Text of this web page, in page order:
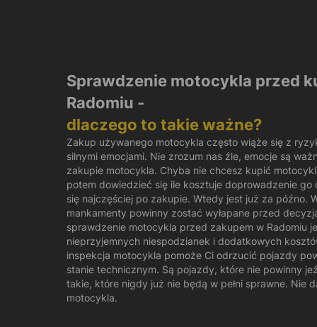
Sprawdzenie motocykla przed
Radomiu -
dlaczego to takie ważne?
Zakup używanego motocykla często wiąże się z
silnymi emocjami. Nie zrozum nas źle, emocje są
zakupie motocykla. Chyba nie chcesz kupić
potem dowiedzieć się ile kosztuje doprowadzenie go
się najczęściej po zakupie. Wtedy jest już za późno.
mankamenty powinny zostać wyłapane przed
sprawdzenie motocykla przed zakupem w Radomiu
nieprzyjemnych niespodzianek i dodatkowych
inspekcja motocykla pomoże Ci odrzucić pojazdy
stanie technicznym. Są pojazdy, które nie powinny
takie, które nigdy już nie będą w pełni sprawne. Nie
motocykla.